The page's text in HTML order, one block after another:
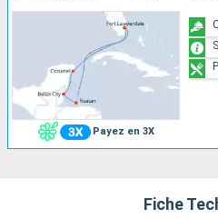
Payez en 3X
Fiche